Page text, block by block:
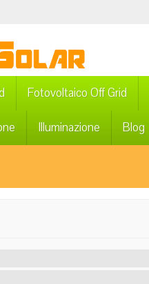
Fotovoltaico Off Grid
Illuminazione Blog